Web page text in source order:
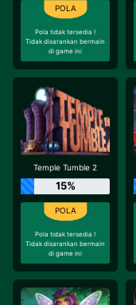
Pola tidak tersedia !
Tidak disarankan bermain
di game ini
Temple Tumble 2
15%
Pola tidak tersedia !
Tidak disarankan bermain
di game ini